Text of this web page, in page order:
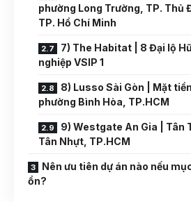
phường Long Trường, TP. Thủ
TP. Hồ Chí Minh
7) The Habitat | 8 Đại lộ
nghiệp VSIP 1
8) Lusso Sài Gòn | Mặt tiền
phường Bình Hòa, TP.HCM
9) Westgate An Gia | Tân
Tân Nhựt, TP.HCM
Nên ưu tiên dự án nào nếu
ổn?